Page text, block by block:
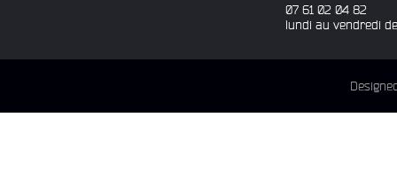
07 61 02 04 82
lundi au vendredi